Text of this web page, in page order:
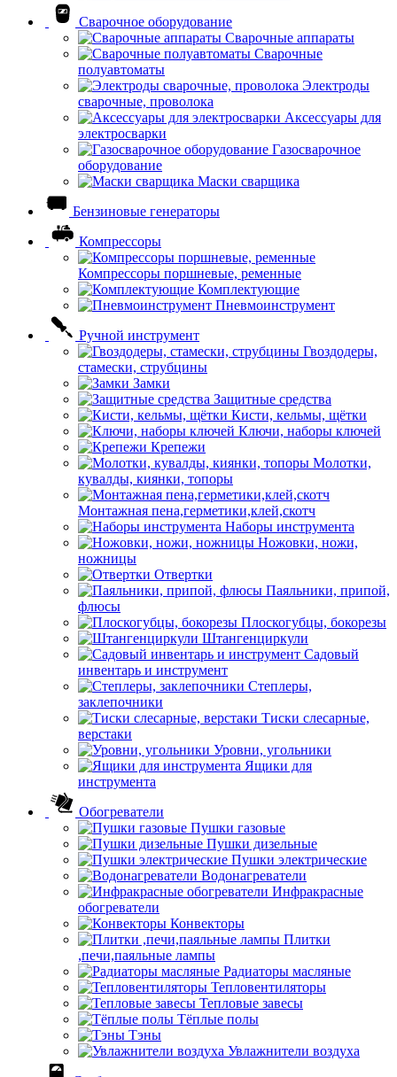
Сварочное оборудование
Сварочные аппараты
Сварочные
полуавтоматы
Электроды
сварочные, проволока
Аксессуары для
электросварки
Газосварочное
оборудование
Маски сварщика
Бензиновые генераторы
Компрессоры
Компрессоры поршневые, ременные
Комплектующие
Пневмоинструмент
Ручной инструмент
Гвоздодеры,
стамески, струбцины
Замки
Защитные средства
Кисти, кельмы, щётки
Ключи, наборы ключей
Крепежи
Молотки,
кувалды, киянки, топоры
Монтажная пена,герметики,клей,скотч
Наборы инструмента
Ножовки, ножи,
ножницы
Отвертки
Паяльники, припой,
флюсы
Плоскогубцы, бокорезы
Штангенциркули
Садовый
инвентарь и инструмент
Степлеры,
заклепочники
Тиски слесарные,
верстаки
Уровни, угольники
Ящики для
инструмента
Обогреватели
Пушки газовые
Пушки дизельные
Пушки электрические
Водонагреватели
Инфракрасные
обогреватели
Конвекторы
Плитки
,печи,паяльные лампы
Радиаторы масляные
Тепловентиляторы
Тепловые завесы
Тёплые полы
Тэны
Увлажнители воздуха